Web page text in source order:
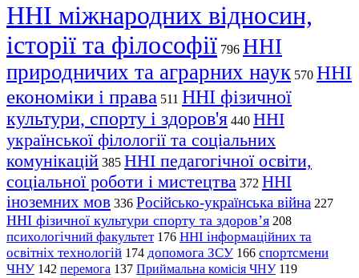
ННІ міжнародних відносин,
історії та філософії 796 ННІ
природничих та аграрних наук 570 ННІ
економіки і права 511 ННІ фізичної
культури, спорту і здоров'я 440 ННІ
української філології та соціальних
комунікацій 385 ННІ педагогічної освіти,
соціальної роботи і мистецтва 372 ННІ
іноземних мов 336 Російсько-українська війна 227
ННІ фізичної культури спорту та здоров’я 208
психологічний факультет 176 ННІ інформаційних та
освітніх технологій 174 допомога ЗСУ 166 спортсмени
ЧНУ 142 перемога 137 Приймальна комісія ЧНУ 119